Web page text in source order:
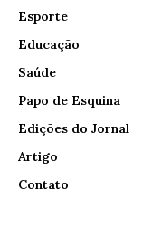
Esporte
Educação
Saúde
Papo de Esquina
Edições do Jornal
Artigo
Contato